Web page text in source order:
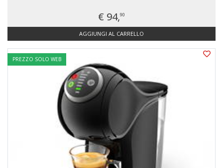
€ 94,90
AGGIUNGI AL CARRELLO
PREZZO SOLO WEB